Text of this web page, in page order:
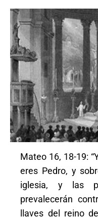
Mateo 16, 18-19:
eres Pedro, y
iglesia, y las
prevalecerán
llaves del reino